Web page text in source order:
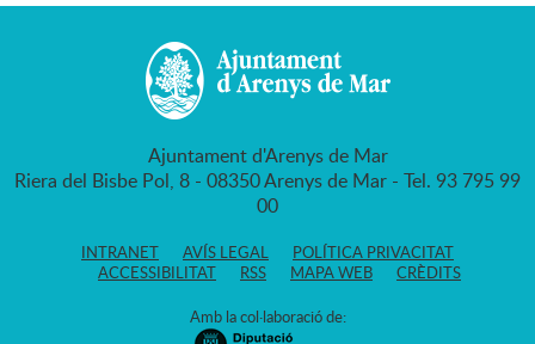
Ajuntament d'Arenys de Mar
Riera del Bisbe Pol, 8 - 08350 Arenys de Mar - Tel. 93 795 99
00
INTRANET AVÍS LEGAL
POLÍTICA PRIVACITAT
ACCESSIBILITAT
RSS MAPA WEB CRÈDITS
Amb la col·laboració de: